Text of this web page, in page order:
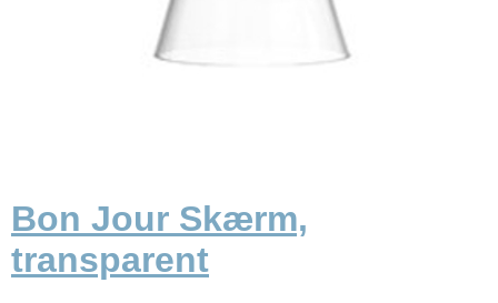
Bon Jour Skærm,
transparent